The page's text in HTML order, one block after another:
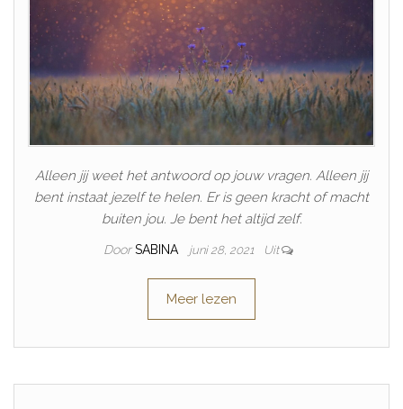
Alleen jij weet het antwoord op jouw vragen. Alleen jij
bent instaat jezelf te helen. Er is geen kracht of macht
buiten jou. Je bent het altijd zelf.
Door SABINA juni 28, 2021 Uit
Meer lezen